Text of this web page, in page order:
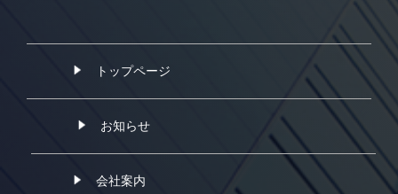
トップページ
お知らせ
会社案内